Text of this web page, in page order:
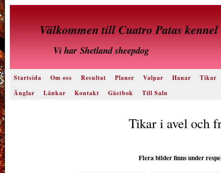
Välkommen till Cuatro Patas kennel
Vi harShetland sheepdog
Startsida Om oss Resultat Planer Valpar Hanar
Tikar
Änglar
Länkar Kontakt Gästbok Till Salu
Tikar i avel och
Flera bilder finns under